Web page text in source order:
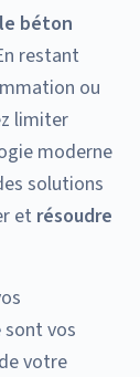
béton
restant
ou
limiter
moderne
solutions
et résoudre
sont vos
votre